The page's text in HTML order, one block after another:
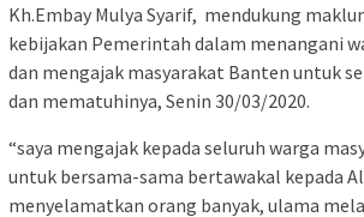
Kh.Embay Mulya Syarif, mendukung
kebijakan Pemerintah dalam menangani
dan mengajak masyarakat Banten untuk
dan mematuhinya, Senin 30/03/2020.
“saya mengajak kepada seluruh warga
untuk bersama-sama bertawakal kepada
menyelamatkan orang banyak, ulama